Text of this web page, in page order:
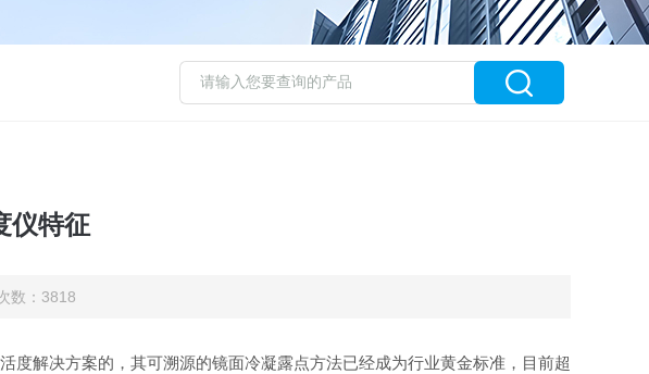
仪特征
数：3818
解决方案的，其可溯源的镜面冷凝露点方法已经成为行业黄金标准，目前超